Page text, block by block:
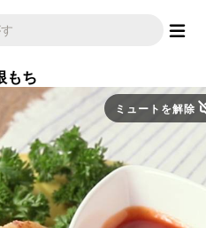
もち
ミュートを解除